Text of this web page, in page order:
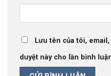
Lưu tên của tôi,
duyệt này cho lần bình